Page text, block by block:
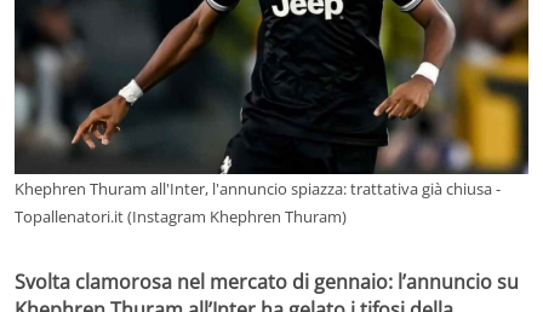
Khephren Thuram all'Inter, l'annuncio spiazza: trattativa già chiusa -
Topallenatori.it (Instagram Khephren Thuram)
Svolta clamorosa nel mercato di gennaio: l’annuncio su